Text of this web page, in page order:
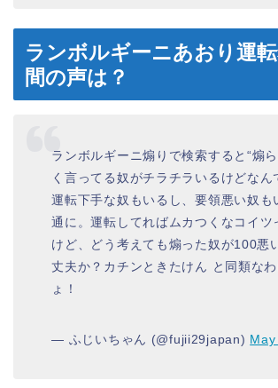
ランボルギーニあおり運
間の声は？
ランボルギーニ煽りで検索すると“煽
く言ってる奴がチラチラいるけどなん
運転下手な奴もいるし、要領悪い奴も
通に。運転してればムカつくなコイツ
けど、どう考えても煽った奴が100悪
丈夫か？カチンときたけん と同類な
ょ！
— ふじいちゃん (@fujii29japan)